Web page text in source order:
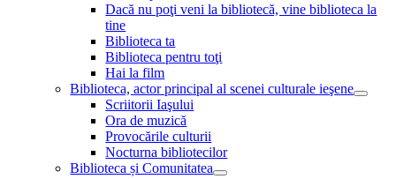
Dacă nu poţi veni la bibliotecă, vine biblioteca la
tine
Biblioteca ta
Biblioteca pentru toţi
Hai la film
Biblioteca, actor principal al scenei culturale ieşene
Scriitorii Iaşului
Ora de muzică
Provocările culturii
Nocturna bibliotecilor
Biblioteca și Comunitatea